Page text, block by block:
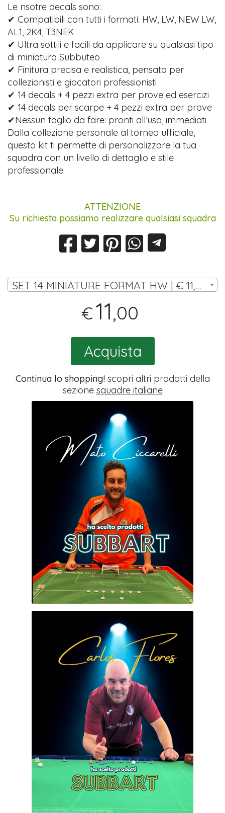
Le nsotre decals sono:
✔ Compatibili con tutti i formati: HW, LW, NEW LW,
AL1, 2K4, T3NEK
✔ Ultra sottili e facili da applicare su qualsiasi tipo
di miniatura Subbuteo
✔ Finitura precisa e realistica, pensata per
collezionisti e giocatori professionisti
✔ 14 decals + 4 pezzi extra per prove ed esercizi
✔ 14 decals per scarpe + 4 pezzi extra per prove
✔Nessun taglio da fare: pronti all’uso, immediati
Dalla collezione personale al torneo ufficiale,
questo kit ti permette di personalizzare la tua
squadra con un livello di dettaglio e stile
professionale.
ATTENZIONE
Su richiesta possiamo realizzare qualsiasi squadra
SET 14 MINIATURE FORMAT HW | € 11,00
€11,00
Acquista
Continua lo shopping!scopri altri prodotti della
sezione squadre italiane